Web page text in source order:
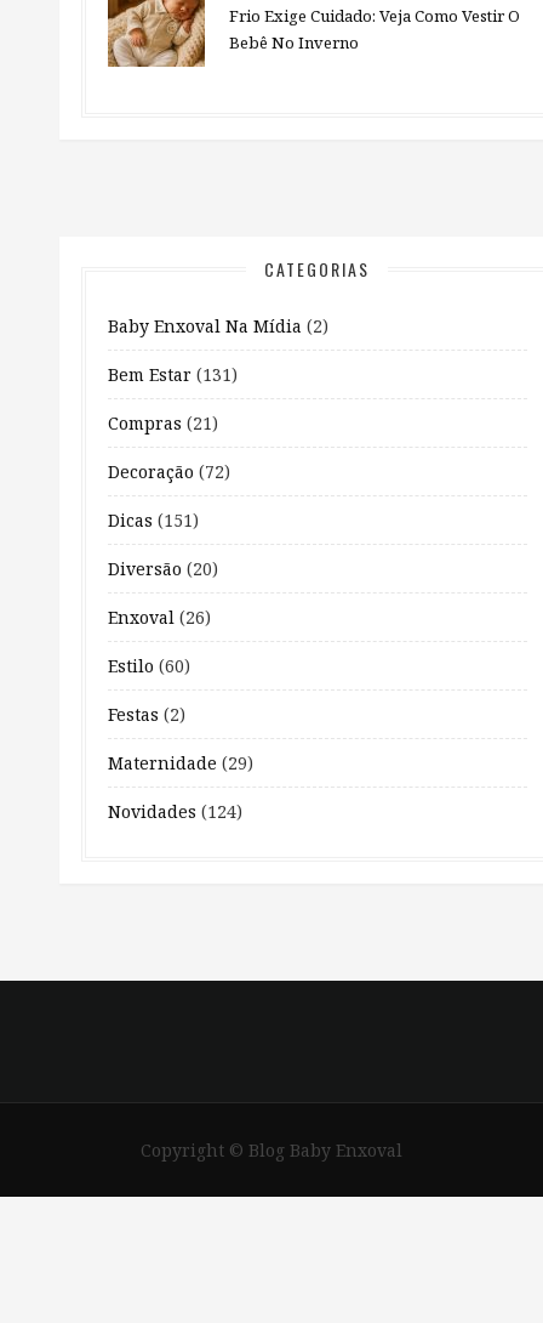
Frio Exige Cuidado: Veja Como Vestir O
Bebê No Inverno
CATEGORIAS
Baby Enxoval Na Mídia (2)
Bem Estar (131)
Compras (21)
Decoração (72)
Dicas (151)
Diversão (20)
Enxoval (26)
Estilo (60)
Festas (2)
Maternidade (29)
Novidades (124)
Copyright © Blog Baby Enxoval